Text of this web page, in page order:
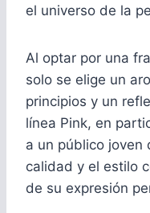
el universo de la
Al optar por una
solo se elige un
principios y un
línea Pink, en
a un público joven
calidad y el estilo
de su expresión